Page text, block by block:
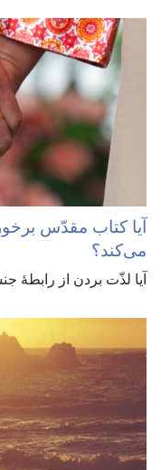
آیا کتاب مقدّس
می‌کند؟‏
آیا لذّت بردن از رابطهٔ